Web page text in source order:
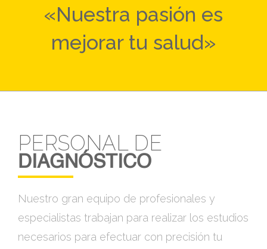
«Nuestra pasión es
mejorar tu salud»
PERSONAL DE
DIAGNÓSTICO
Nuestro gran equipo de profesionales y
especialistas trabajan para realizar los estudios
necesarios para efectuar con precisión tu